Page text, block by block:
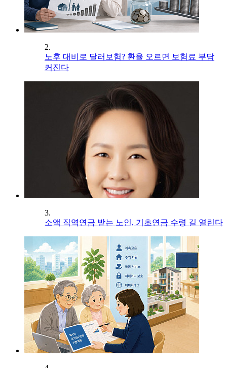
2.
노후 대비로 달러보험? 환율 오르면 보험료 부담
커진다
3.
소액 직역연금 받는 노인, 기초연금 수령 길 열린다